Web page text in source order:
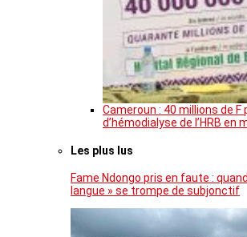
Cameroun : 40 millions de
d’hémodialyse de l’HRB
Les plus lus
Fame Ndongo pris en faute :
langue » se trompe de subjonctif